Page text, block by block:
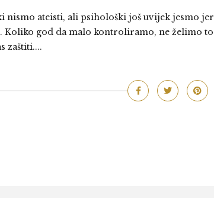
ateisti, ali psihološki još uvijek jesmo jer
god da malo kontroliramo, ne želimo to
zaštiti....